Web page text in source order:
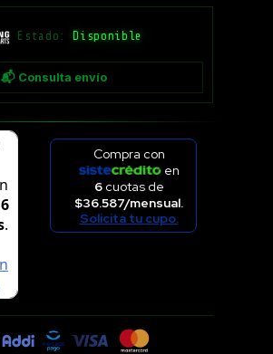
Estado: Disponible
📬 Consulta envío
Compra con
en
6cuotas de
$36.587/mensual.
Solicita tu cupo.